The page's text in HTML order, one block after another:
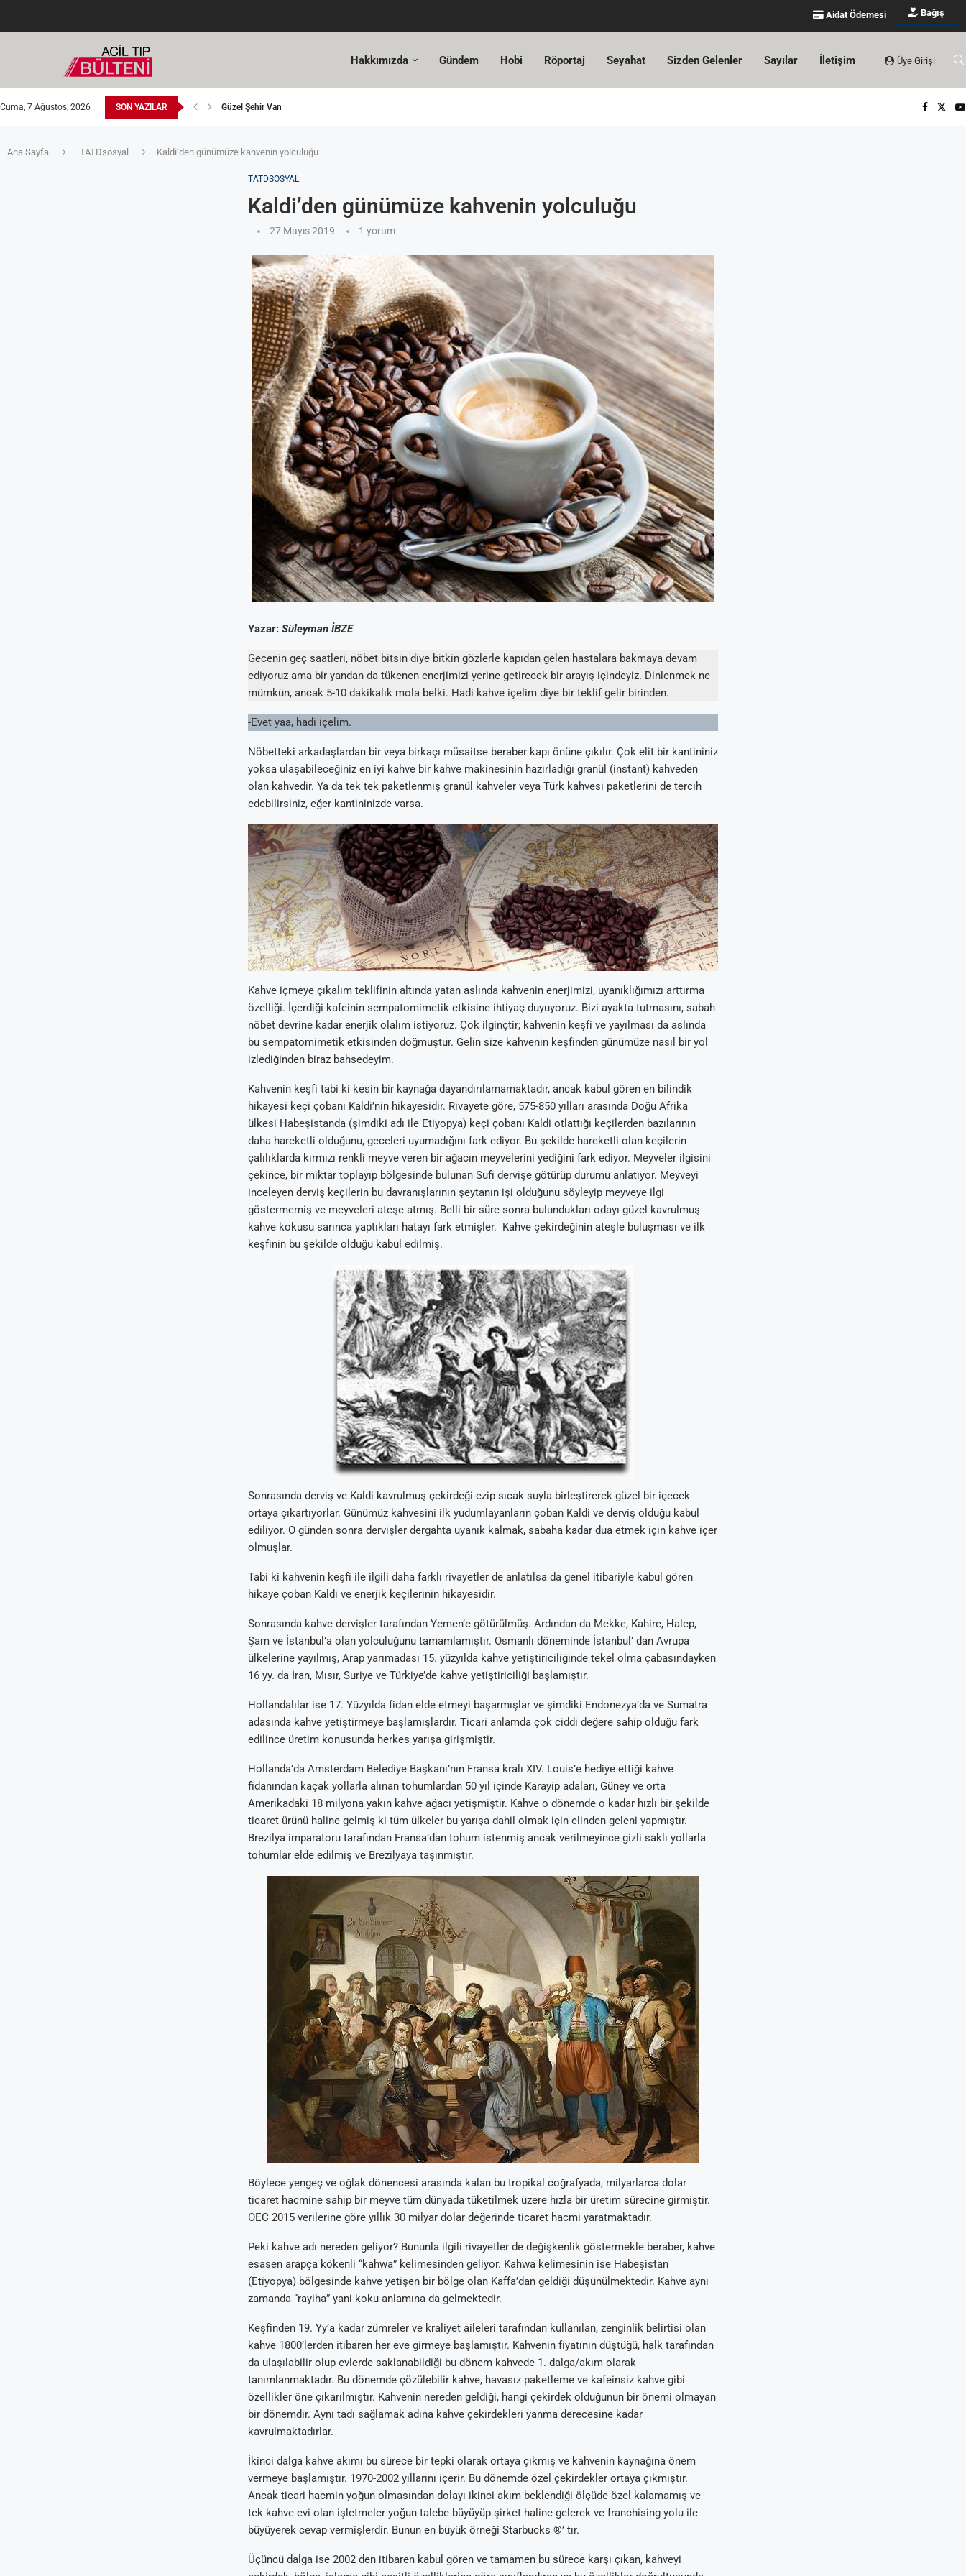
Aidat Ödemesi Bağış
Hakkımızda Gündem Hobi Röportaj Seyahat Sizden Gelenler Sayılar İletişim Üye Girişi
Cuma, 7 Ağustos, 2026 SON YAZILAR Güzel Şehir Van
Ana Sayfa TATDsosyal Kaldi’den günümüze kahvenin yolculuğu
TATDSOSYAL
Kaldi’den günümüze kahvenin yolculuğu
27 Mayıs 2019 1 yorum
Yazar: Süleyman İBZE
Gecenin geç saatleri, nöbet bitsin diye bitkin gözlerle kapıdan gelen hastalara bakmaya devam
ediyoruz ama bir yandan da tükenen enerjimizi yerine getirecek bir arayış içindeyiz. Dinlenmek ne
mümkün, ancak 5-10 dakikalık mola belki. Hadi kahve içelim diye bir teklif gelir birinden.
-Evet yaa, hadi içelim.
Nöbetteki arkadaşlardan bir veya birkaçı müsaitse beraber kapı önüne çıkılır. Çok elit bir kantininiz
yoksa ulaşabileceğiniz en iyi kahve bir kahve makinesinin hazırladığı granül (instant) kahveden
olan kahvedir. Ya da tek tek paketlenmiş granül kahveler veya Türk kahvesi paketlerini de tercih
edebilirsiniz, eğer kantininizde varsa.
Kahve içmeye çıkalım teklifinin altında yatan aslında kahvenin enerjimizi, uyanıklığımızı arttırma
özelliği. İçerdiği kafeinin sempatomimetik etkisine ihtiyaç duyuyoruz. Bizi ayakta tutmasını, sabah
nöbet devrine kadar enerjik olalım istiyoruz. Çok ilginçtir; kahvenin keşfi ve yayılması da aslında
bu sempatomimetik etkisinden doğmuştur. Gelin size kahvenin keşfinden günümüze nasıl bir yol
izlediğinden biraz bahsedeyim.
Kahvenin keşfi tabi ki kesin bir kaynağa dayandırılamamaktadır, ancak kabul gören en bilindik
hikayesi keçi çobanı Kaldi’nin hikayesidir. Rivayete göre, 575-850 yılları arasında Doğu Afrika
ülkesi Habeşistanda (şimdiki adı ile Etiyopya) keçi çobanı Kaldi otlattığı keçilerden bazılarının
daha hareketli olduğunu, geceleri uyumadığını fark ediyor. Bu şekilde hareketli olan keçilerin
çalılıklarda kırmızı renkli meyve veren bir ağacın meyvelerini yediğini fark ediyor. Meyveler ilgisini
çekince, bir miktar toplayıp bölgesinde bulunan Sufi dervişe götürüp durumu anlatıyor. Meyveyi
inceleyen derviş keçilerin bu davranışlarının şeytanın işi olduğunu söyleyip meyveye ilgi
göstermemiş ve meyveleri ateşe atmış. Belli bir süre sonra bulundukları odayı güzel kavrulmuş
kahve kokusu sarınca yaptıkları hatayı fark etmişler. Kahve çekirdeğinin ateşle buluşması ve ilk
keşfinin bu şekilde olduğu kabul edilmiş.
Sonrasında derviş ve Kaldi kavrulmuş çekirdeği ezip sıcak suyla birleştirerek güzel bir içecek
ortaya çıkartıyorlar. Günümüz kahvesini ilk yudumlayanların çoban Kaldi ve derviş olduğu kabul
ediliyor. O günden sonra dervişler dergahta uyanık kalmak, sabaha kadar dua etmek için kahve içer
olmuşlar.
Tabi ki kahvenin keşfi ile ilgili daha farklı rivayetler de anlatılsa da genel itibariyle kabul gören
hikaye çoban Kaldi ve enerjik keçilerinin hikayesidir.
Sonrasında kahve dervişler tarafından Yemen’e götürülmüş. Ardından da Mekke, Kahire, Halep,
Şam ve İstanbul’a olan yolculuğunu tamamlamıştır. Osmanlı döneminde İstanbul’ dan Avrupa
ülkelerine yayılmış, Arap yarımadası 15. yüzyılda kahve yetiştiriciliğinde tekel olma çabasındayken
16 yy. da İran, Mısır, Suriye ve Türkiye’de kahve yetiştiriciliği başlamıştır.
Hollandalılar ise 17. Yüzyılda fidan elde etmeyi başarmışlar ve şimdiki Endonezya’da ve Sumatra
adasında kahve yetiştirmeye başlamışlardır. Ticari anlamda çok ciddi değere sahip olduğu fark
edilince üretim konusunda herkes yarışa girişmiştir.
Hollanda’da Amsterdam Belediye Başkanı’nın Fransa kralı XIV. Louis’e hediye ettiği kahve
fidanından kaçak yollarla alınan tohumlardan 50 yıl içinde Karayip adaları, Güney ve orta
Amerikadaki 18 milyona yakın kahve ağacı yetişmiştir. Kahve o dönemde o kadar hızlı bir şekilde
ticaret ürünü haline gelmiş ki tüm ülkeler bu yarışa dahil olmak için elinden geleni yapmıştır.
Brezilya imparatoru tarafından Fransa’dan tohum istenmiş ancak verilmeyince gizli saklı yollarla
tohumlar elde edilmiş ve Brezilyaya taşınmıştır.
Böylece yengeç ve oğlak dönencesi arasında kalan bu tropikal coğrafyada, milyarlarca dolar
ticaret hacmine sahip bir meyve tüm dünyada tüketilmek üzere hızla bir üretim sürecine girmiştir.
OEC 2015 verilerine göre yıllık 30 milyar dolar değerinde ticaret hacmi yaratmaktadır.
Peki kahve adı nereden geliyor? Bununla ilgili rivayetler de değişkenlik göstermekle beraber, kahve
esasen arapça kökenli “kahwa” kelimesinden geliyor. Kahwa kelimesinin ise Habeşistan
(Etiyopya) bölgesinde kahve yetişen bir bölge olan Kaffa’dan geldiği düşünülmektedir. Kahve aynı
zamanda “rayiha” yani koku anlamına da gelmektedir.
Keşfinden 19. Yy’a kadar zümreler ve kraliyet aileleri tarafından kullanılan, zenginlik belirtisi olan
kahve 1800’lerden itibaren her eve girmeye başlamıştır. Kahvenin fiyatının düştüğü, halk tarafından
da ulaşılabilir olup evlerde saklanabildiği bu dönem kahvede 1. dalga/akım olarak
tanımlanmaktadır. Bu dönemde çözülebilir kahve, havasız paketleme ve kafeinsiz kahve gibi
özellikler öne çıkarılmıştır. Kahvenin nereden geldiği, hangi çekirdek olduğunun bir önemi olmayan
bir dönemdir. Aynı tadı sağlamak adına kahve çekirdekleri yanma derecesine kadar
kavrulmaktadırlar.
İkinci dalga kahve akımı bu sürece bir tepki olarak ortaya çıkmış ve kahvenin kaynağına önem
vermeye başlamıştır. 1970-2002 yıllarını içerir. Bu dönemde özel çekirdekler ortaya çıkmıştır.
Ancak ticari hacmin yoğun olmasından dolayı ikinci akım beklendiği ölçüde özel kalamamış ve
tek kahve evi olan işletmeler yoğun talebe büyüyüp şirket haline gelerek ve franchising yolu ile
büyüyerek cevap vermişlerdir. Bunun en büyük örneği Starbucks ®’ tır.
Üçüncü dalga ise 2002 den itibaren kabul gören ve tamamen bu sürece karşı çıkan, kahveyi